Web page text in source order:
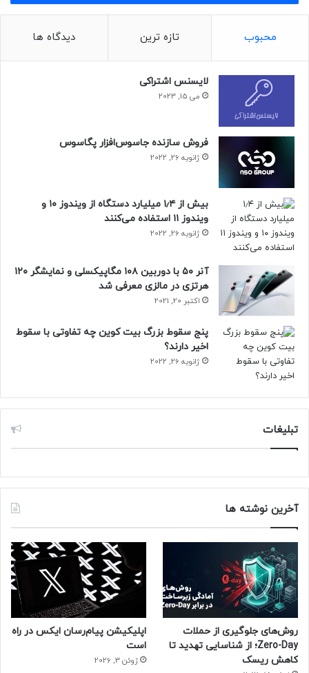
محبوب تازه ترین دیدگاه ها
لایسنس اشتراکی
می 15, 2023
فروش سازنده جاسوس‌افزار پگاسوس
ژانویه 26, 2022
بیش از ۱٫۴ میلیارد دستگاه از ویندوز ۱۰ و
ویندوز ۱۱ استفاده می‌کنند
ژانویه 26, 2022
آنر ۵۰ با دوربین ۱۰۸ مگاپیکسلی و نمایشگر ۱۲۰
هرتزی در مالزی معرفی شد
اکتبر 20, 2021
پنج سقوط بزرگ بیت کوین چه تفاوتی با سقوط
اخیر دارند؟
ژانویه 26, 2022
تبلیغات
آخرین نوشته ها
روش‌های جلوگیری از حملات
Zero-Day؛ از شناسایی تهدید تا
کاهش ریسک
اپلیکیشن پیام‌رسان ایکس در راه
است
ژوئن 3, 2026